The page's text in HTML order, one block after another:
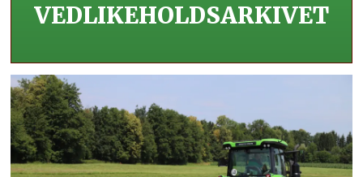
VEDLIKEHOLDS­ARKIVET